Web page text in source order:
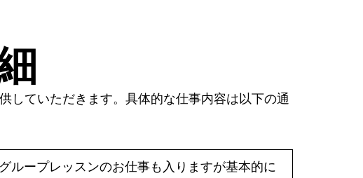
していただきます。具体的な仕事内容は以下の通
ループレッスンのお仕事も入りますが基本的に